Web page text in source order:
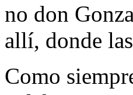
no don
allí, donde
Como